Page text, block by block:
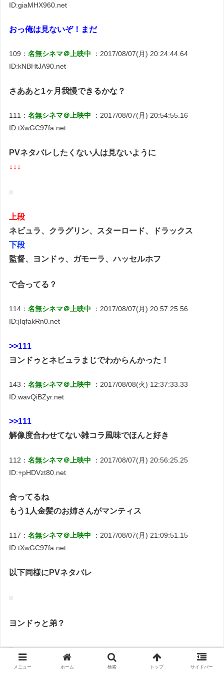
ID:giaMHX960.net
おっ俺は見ないぞ！まだ
109：名無シネマ＠上映中
：2017/08/07(月) 20:24:44.64
ID:kNBHtJA90.net
さああと1ヶ月我慢できるかな？
111：名無シネマ＠上映中
：2017/08/07(月) 20:54:55.16
ID:tXwGC97fa.net
PVネタバレしたくない人は見ないように
↓↓↓
上段
ネビュラ、クラグリン、スターロード、ドラックス
下段
監督、ヨンドゥ、ガモーラ、ハッセルホフ
で合ってる？
114：名無シネマ＠上映中
：2017/08/07(月) 20:57:25.56
ID:jIqfakRn0.net
>>111
ヨンドゥとネビュラまじでわからんかった！
143：名無シネマ＠上映中
：2017/08/08(火) 12:37:33.33
ID:wavQiBZyr.net
>>111
解像度合わせてない雑コラ風味でほんと好き
112：名無シネマ＠上映中
：2017/08/07(月) 20:56:25.25
ID:+pHDVzt80.net
合ってるね
もう1人金髪のお姉さんがマンティス
117：名無シネマ＠上映中
：2017/08/07(月) 21:09:51.15
ID:tXwGC97fa.net
以下同様にPVネタバレ
ヨンドゥと弟？
メニュー ホーム 検索 トップ サイドバー